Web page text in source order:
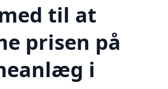
til at
prisen på
i